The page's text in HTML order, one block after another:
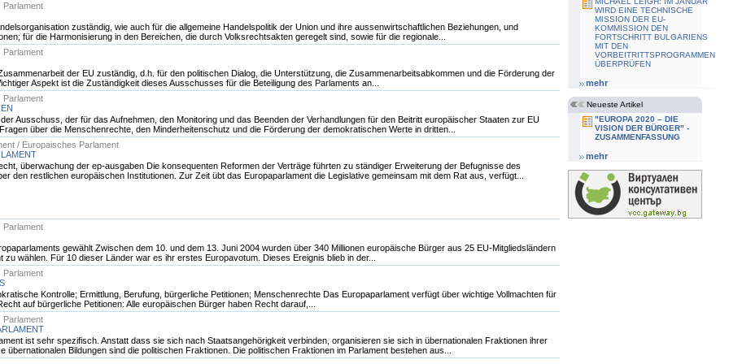
Parlament
zuständig, wie auch für die allgemeine Handelspolitik der Union und ihre aussenwirtschaftlichen Beziehungen, und
für die Harmonisierung in den Bereichen, die durch Volksrechtsakten geregelt sind, sowie für die regionale...
Parlament
der EU zuständig, d.h. für den politischen Dialog, die Unterstützung, die Zusammenarbeitsabkommen und die Förderung der
Aspekt ist die Zuständigkeit dieses Ausschusses für die Beteiligung des Parlaments an...
Parlament
Ausschuss, der für das Aufnehmen, den Monitoring und das Beenden der Verhandlungen für den Beitritt europäischer Staaten zur EU
über die Menschenrechte, den Minderheitenschutz und die Förderung der demokratischen Werte in dritten...
/ Europaisches Parlament
überwachung der ep-ausgaben Die konsequenten Reformen der Verträge führten zu ständiger Erweiterung der Befugnisse des
den restlichen europäischen Institutionen. Zur Zeit übt das Europaparlament die Legislative gemeinsam mit dem Rat aus, verfügt...
Parlament
gewählt Zwischen dem 10. und dem 13. Juni 2004 wurden über 340 Millionen europäische Bürger aus 25 EU-Mitgliedsländern
wählen. Für 10 dieser Länder war es ihr erstes Europavotum. Dieses Ereignis blieb in der...
Parlament
Kontrolle; Ermittlung, Berufung, bürgerliche Petitionen; Menschenrechte Das Europaparlament verfügt über wichtige Vollmachten für
auf bürgerliche Petitionen: Alle europäischen Bürger haben Recht darauf,...
Parlament
ist sehr spezifisch. Anstatt dass sie sich nach Staatsangehörigkeit verbinden, organisieren sie sich in übernationalen Fraktionen ihrer
Bildungen sind die politischen Fraktionen. Die politischen Fraktionen im Parlament bestehen aus...
WIRD EINE TECHNISCHE
MISSION DER EU-
KOMMISSION DEN
FORTSCHRITT BULGARIENS
MIT DEN
VORBEITRITTSPROGRAMMEN
ÜBERPRÜFEN
mehr
Neueste Artikel
"EUROPA 2020 – DIE
VISION DER BÜRGER" -
ZUSAMMENFASSUNG
mehr